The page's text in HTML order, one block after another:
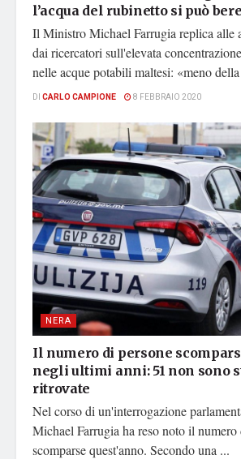
l’acqua del rubinetto si può bere
Il Ministro Michael Farrugia replica alle
dai ricercatori sull'elevata
nelle acque potabili maltesi: «meno
DI CARLO CAMPIONE 8 FEBBRAIO 2020
NERA
Il numero di persone
negli ultimi anni: 51 non sono
ritrovate
Nel corso di un'interrogazione
Michael Farrugia ha reso noto il numero
scomparse quest'anno. Secondo una ...